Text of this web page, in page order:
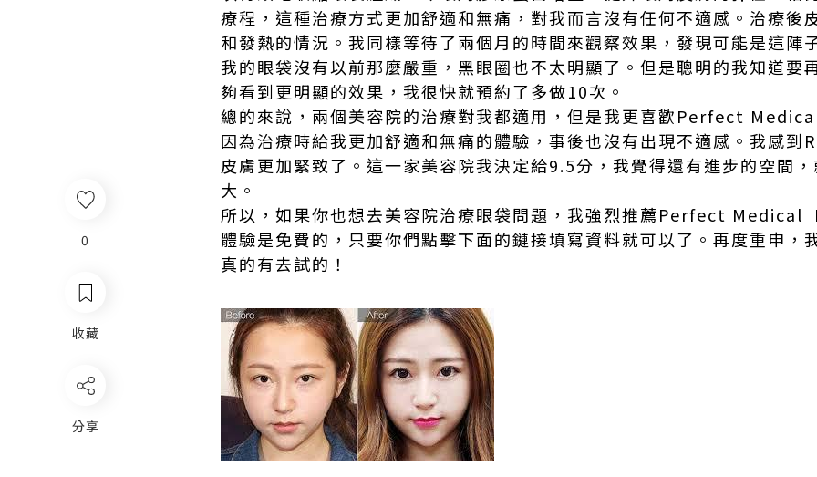
0
收藏
分享
療程，這種治療方式更加舒適和無痛，對我而言沒有任何不適感。治療後
和發熱的情況。我同樣等待了兩個月的時間來觀察效果，發現可能是這陣
我的眼袋沒有以前那麼嚴重，黑眼圈也不太明顯了。但是聰明的我知道要
夠看到更明顯的效果，我很快就預約了多做10次。
總的來說，兩個美容院的治療對我都適用，但是我更喜歡Perfect
因為治療時給我更加舒適和無痛的體驗，事後也沒有出現不適感。我感到
皮膚更加緊致了。這一家美容院我決定給9.5分，我覺得還有進步的空間
大。
所以，如果你也想去美容院治療眼袋問題，我強烈推薦Perfect Medical
體驗是免費的，只要你們點擊下面的鏈接填寫資料就可以了。再度重申，
真的有去試的！